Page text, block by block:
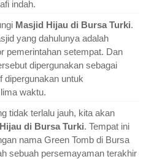
indah.
Masjid Hijau di Bursa Turki.
yang dahulunya adalah
pemerintahan setempat. Dan
dipergunakan sebagai
dipergunakan untuk
waktu.
tidak terlalu jauh, kita akan
di Bursa Turki. Tempat ini
nama Green Tomb di Bursa
sebuah persemayaman terakhir